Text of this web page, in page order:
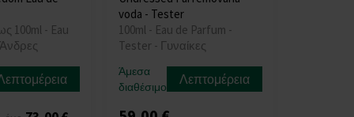
100ml - Eau
voda - Tester
100ml - Eau de Parfum -
Tester - Γυναίκες
Άμεσα
διαθέσιμο
Λεπτομέρεια